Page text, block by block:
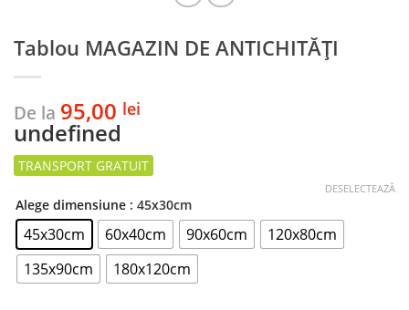
Tablou MAGAZIN DE ANTICHITĂȚI
De la 95,00 lei
undefined
Alege dimensiune : 45x30cm
45x30cm 60x40cm 90x60cm
120x80cm
135x90cm
180x120cm
DESELECTEAZĂ